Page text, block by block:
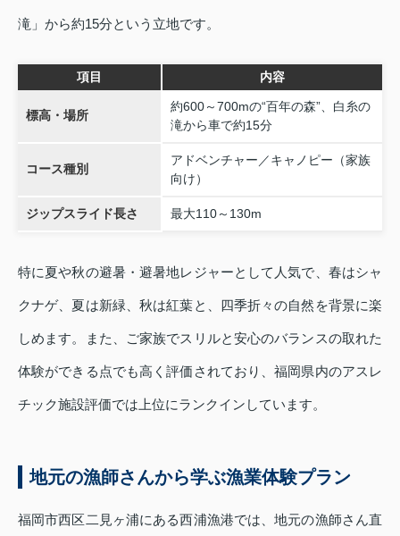
滝」から約15分という立地です。
項目 内容
標高・場所
約600～700mの“百年の森”、白糸の
滝から車で約15分
コース種別
アドベンチャー／キャノピー（家族
向け）
ジップスライド長さ 最大110～130m
特に夏や秋の避暑・避暑地レジャーとして人気で、春はシャ
クナゲ、夏は新緑、秋は紅葉と、四季折々の自然を背景に楽
しめます。また、ご家族でスリルと安心のバランスの取れた
体験ができる点でも高く評価されており、福岡県内のアスレ
チック施設評価では上位にランクインしています。
地元の漁師さんから学ぶ漁業体験プラン
福岡市西区二見ヶ浦にある西浦漁港では、地元の漁師さん直